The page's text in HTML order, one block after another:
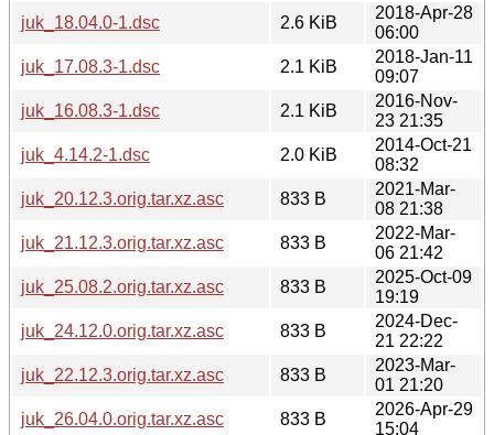
juk_18.04.0-1.dsc
2.6 KiB
2018-Apr-28
06:00
juk_17.08.3-1.dsc
2.1 KiB
2018-Jan-11
09:07
juk_16.08.3-1.dsc
2.1 KiB
2016-Nov-
23 21:35
juk_4.14.2-1.dsc
2.0 KiB
2014-Oct-21
08:32
juk_20.12.3.orig.tar.xz.asc
833 B
2021-Mar-
08 21:38
juk_21.12.3.orig.tar.xz.asc
833 B
2022-Mar-
06 21:42
juk_25.08.2.orig.tar.xz.asc
833 B
2025-Oct-09
19:19
juk_24.12.0.orig.tar.xz.asc
833 B
2024-Dec-
21 22:22
juk_22.12.3.orig.tar.xz.asc
833 B
2023-Mar-
01 21:20
juk_26.04.0.orig.tar.xz.asc
833 B
2026-Apr-29
15:04